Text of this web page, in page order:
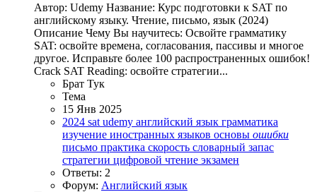
Автор: Udemy Название: Курс подготовки к SAT по
английскому языку. Чтение, письмо, язык (2024)
Описание Чему Вы научитесь: Освойте грамматику
SAT: освойте времена, согласования, пассивы и многое
другое. Исправьте более 100 распространенных ошибок!
Crack SAT Reading: освойте стратегии...
Брат Тук
Тема
15 Янв 2025
2024 sat udemy английский язык грамматика
изучение иностранных языков основы ошибки
письмо практика скорость словарный запас
стратегии цифровой чтение экзамен
Ответы: 2
Форум: Английский язык